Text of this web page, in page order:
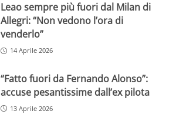
Leao sempre più fuori dal Milan di
Allegri: “Non vedono l’ora di
venderlo”
14 Aprile 2026
“Fatto fuori da Fernando Alonso”:
accuse pesantissime dall’ex pilota
13 Aprile 2026